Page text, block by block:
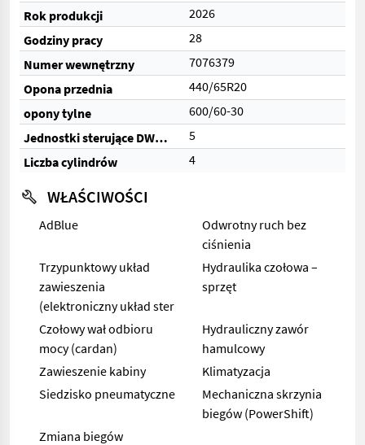
Rok produkcji
2026
Godziny pracy
28
Numer wewnętrzny
7076379
Opona przednia
440/65R20
opony tylne
600/60-30
Jednostki sterujące DW (razem)
5
Liczba cylindrów
4
WŁAŚCIWOŚCI
AdBlue
Odwrotny ruch bez
ciśnienia
Trzypunktowy układ
zawieszenia
(elektroniczny układ ster
Hydraulika czołowa –
sprzęt
Czołowy wał odbioru
mocy (cardan)
Hydrauliczny zawór
hamulcowy
Zawieszenie kabiny
Klimatyzacja
Siedzisko pneumatyczne
Mechaniczna skrzynia
biegów (PowerShift)
Zmiana biegów